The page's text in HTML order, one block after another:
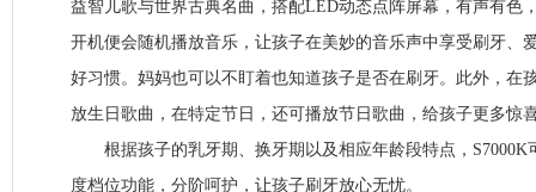
益智儿歌与世界古典名曲，搭配LED动态点阵屏幕，有声有色
开机便会随机播放音乐，让孩子在美妙的音乐声中享受刷牙、
好习惯。妈妈也可以不盯着也知道孩子是否在刷牙。此外，在
放生日歌曲，在特定节日，还可播放节日歌曲，给孩子更多惊
根据孩子的乳牙期、换牙期以及相应年龄段特点，S7000K
度档位功能，分阶呵护，让孩子刷牙放心无忧。